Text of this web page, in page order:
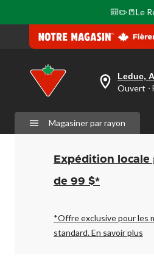
🎒✏️📒Le
votre
est
Leduc,
AB,
Ouvert,
Fermeture
à
pour
changer
Leduc,
Ouvert
Magasiner par rayon
Expédition locale
de 99 $*
*Offre exclusive pour les
standard.En savoir plus